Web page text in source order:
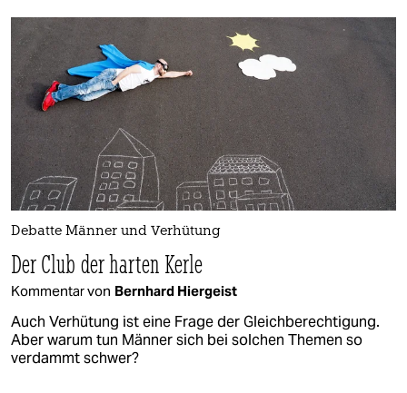
Debatte Männer und Verhütung
Der Club der harten Kerle
Kommentar von Bernhard Hiergeist
Auch Verhütung ist eine Frage der Gleichberechtigung.
Aber warum tun Männer sich bei solchen Themen so
verdammt schwer?